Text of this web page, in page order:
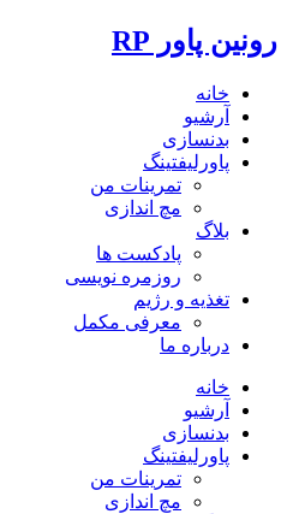
رونین پاور RP
خانه
آرشیو
بدنسازی
پاورلیفتینگ
تمرینات من
مچ اندازی
بلاگ
پادکست ها
روزمره نویسی
تغذیه و رژیم
معرفی مکمل
درباره ما
خانه
آرشیو
بدنسازی
پاورلیفتینگ
تمرینات من
مچ اندازی